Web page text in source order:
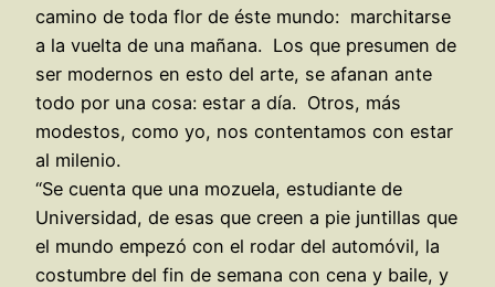
camino de toda flor de éste mundo: marchitarse
a la vuelta de una mañana. Los que presumen de
ser modernos en esto del arte, se afanan ante
todo por una cosa: estar a día. Otros, más
modestos, como yo, nos contentamos con estar
al milenio.
“Se cuenta que una mozuela, estudiante de
Universidad, de esas que creen a pie juntillas que
el mundo empezó con el rodar del automóvil, la
costumbre del fin de semana con cena y baile, y